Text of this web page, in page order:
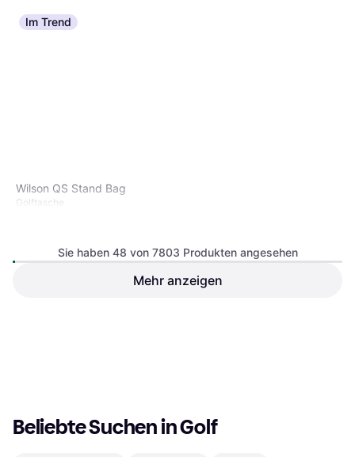
Im Trend
Wilson QS Stand Bag
Golftasche
Wilson Alpine Cart Bag Black
Sie haben 48 von 7803 Produkten angesehen
Mehr anzeigen
Beliebte Suchen in Golf